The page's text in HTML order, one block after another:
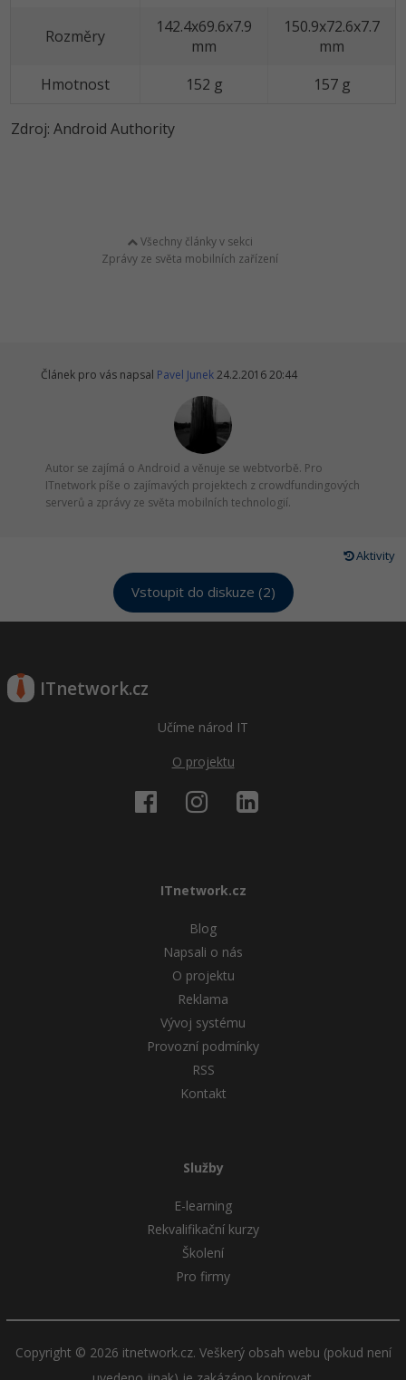
Rozměry
142.4x69.6x7.9
mm
150.9x72.6x7.7
mm
Hmotnost
152 g 157 g
Zdroj: Android Authority
Všechny články v sekci
Zprávy ze světa mobilních zařízení
Článek pro vás napsal Pavel Junek24.2.2016 20:44
Autor se zajímá o Android a věnuje se webtvorbě. Pro
ITnetwork píše o zajímavých projektech z crowdfundingových
serverů a zprávy ze světa mobilních technologií.
Aktivity
Vstoupit do diskuze (2)
ITnetwork.cz
Učíme národ IT
O projektu
ITnetwork.cz
Blog
Napsali o nás
O projektu
Reklama
Vývoj systému
Provozní podmínky
RSS
Kontakt
Služby
E-learning
Rekvalifikační kurzy
Školení
Pro firmy
Copyright © 2026 itnetwork.cz. Veškerý obsah webu (pokud není